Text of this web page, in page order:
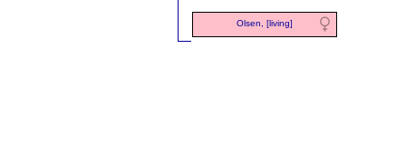
Olsen, [living]